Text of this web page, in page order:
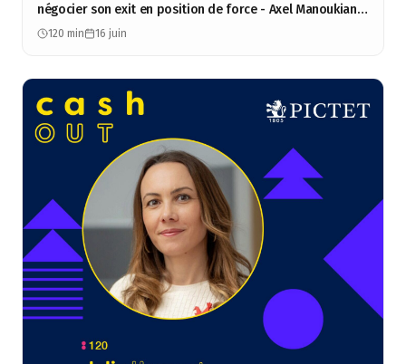
négocier son exit en position de force - Axel Manoukian -
MoovOne
120 min 16 juin